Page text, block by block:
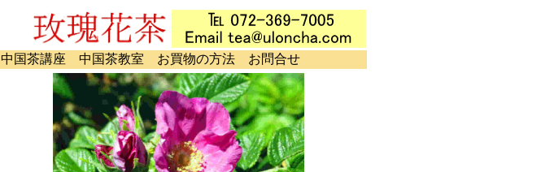
中国茶講座 中国茶教室 お買物の方法 お問合せ